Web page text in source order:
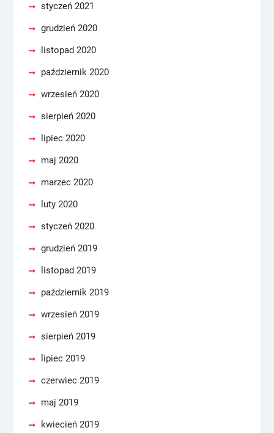
styczeń 2021
grudzień 2020
listopad 2020
październik 2020
wrzesień 2020
sierpień 2020
lipiec 2020
maj 2020
marzec 2020
luty 2020
styczeń 2020
grudzień 2019
listopad 2019
październik 2019
wrzesień 2019
sierpień 2019
lipiec 2019
czerwiec 2019
maj 2019
kwiecień 2019